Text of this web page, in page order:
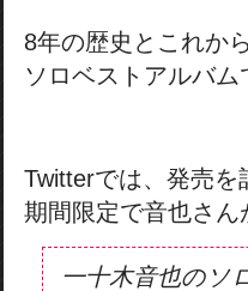
8年の歴史とこれか
ソロベストアルバム
Twitterでは、発売を
期間限定で音也さ
一十木音也のソ